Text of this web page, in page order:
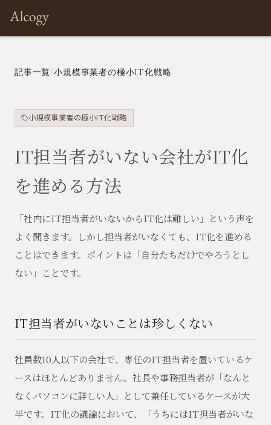
記事一覧/小規模事業者の極小IT化戦略
小規模事業者の極小IT化戦略
IT担当者がいない会社がIT化
を進める方法
「社内にIT担当者がいないからIT化は難しい」という声を
よく聞きます。しかし担当者がいなくても、IT化を進める
ことはできます。ポイントは「自分たちだけでやろうとし
ない」ことです。
IT担当者がいないことは珍しくない
社員数10人以下の会社で、専任のIT担当者を置いているケ
ースはほとんどありません。社長や事務担当者が「なんと
なくパソコンに詳しい人」として兼任しているケースが大
半です。IT化の議論において、「うちにはIT担当者がいな